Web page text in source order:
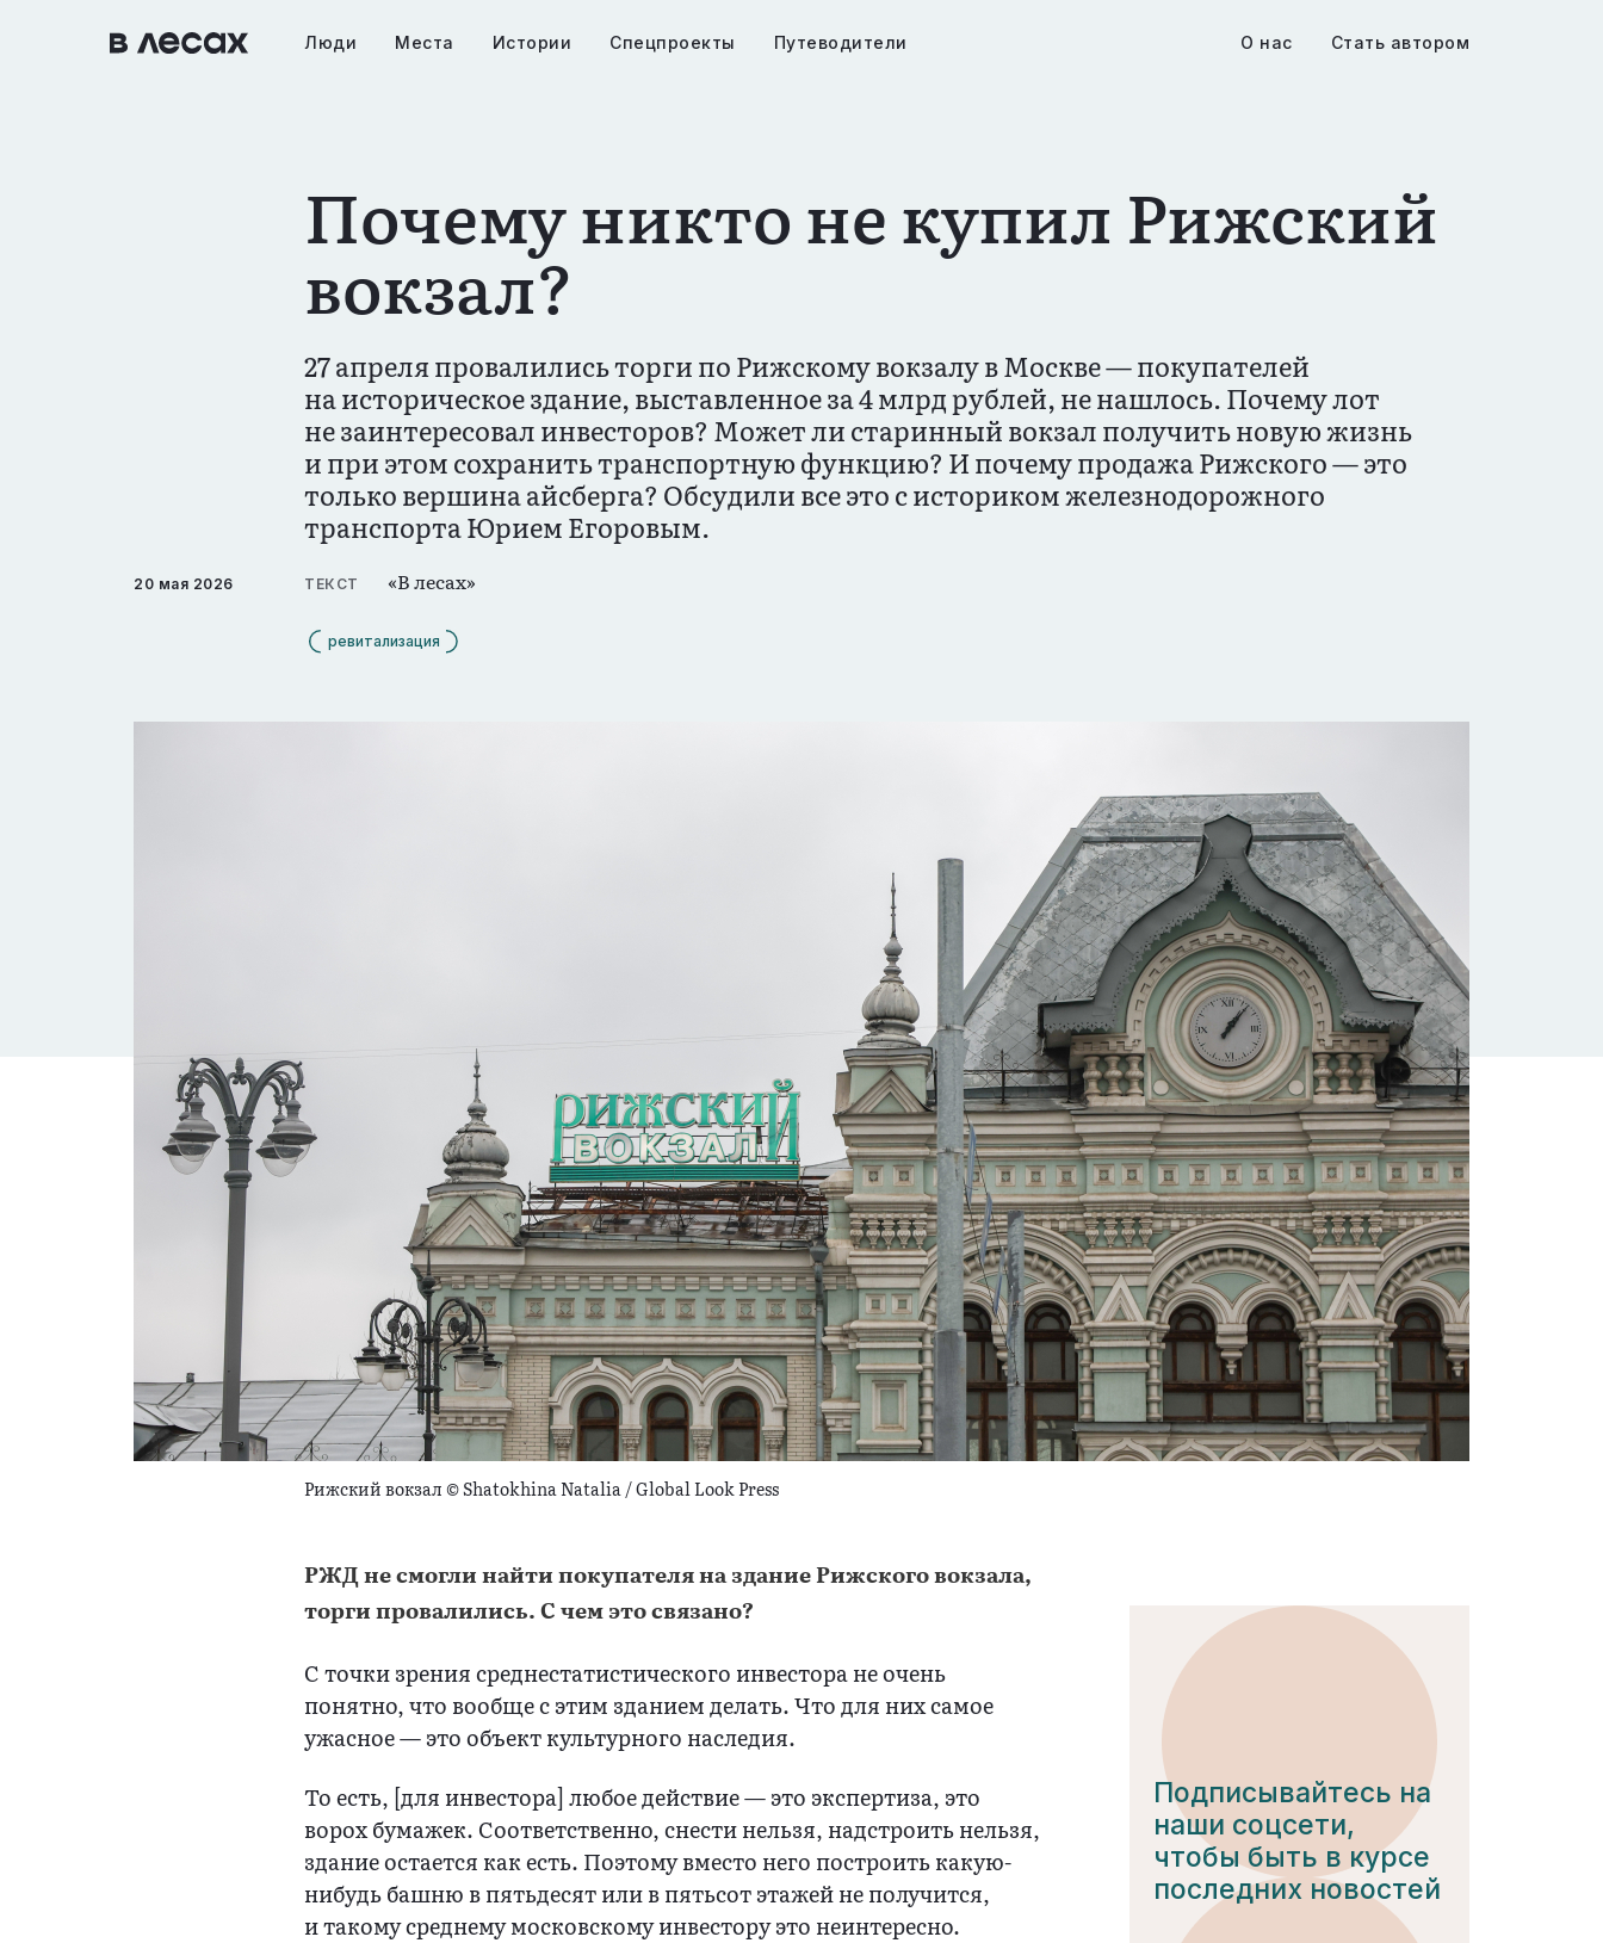
Основная
Люди Места Истории Спецпроекты Путеводители О нас Стать автором
Почему никто не купил Рижский
вокзал?
27 апреля провалились торги по Рижскому вокзалу в Москве — покупателей
на историческое здание, выставленное за 4 млрд рублей, не нашлось. Почему лот
не заинтересовал инвесторов? Может ли старинный вокзал получить новую жизнь
и при этом сохранить транспортную функцию? И почему продажа Рижского — это
только вершина айсберга? Обсудили все это с историком железнодорожного
транспорта Юрием Егоровым.
20 мая 2026 ТЕКСТ «В лесах»
ревитализация
Рижский вокзал © Shatokhina Natalia / Global Look Press
РЖД не смогли найти покупателя на здание Рижского вокзала,
торги провалились. С чем это связано?
С точки зрения среднестатистического инвестора не очень
понятно, что вообще с этим зданием делать. Что для них самое
ужасное — это объект культурного наследия.
То есть, [для инвестора] любое действие — это экспертиза, это
ворох бумажек. Соответственно, снести нельзя, надстроить нельзя,
здание остается как есть. Поэтому вместо него построить какую-
нибудь башню в пятьдесят или в пятьсот этажей не получится,
и такому среднему московскому инвестору это неинтересно.
Подписывайтесь на
наши соцсети,
чтобы быть в курсе
последних новостей